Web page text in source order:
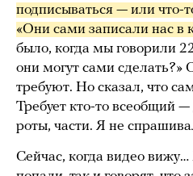
подписываться — или что-
«Они сами записали нас в
было, когда мы говорили
они могут сами сделать?»
требуют. Но сказал, что
Требует кто-то всеобщий —
роты, части. Я не
Сейчас, когда видео